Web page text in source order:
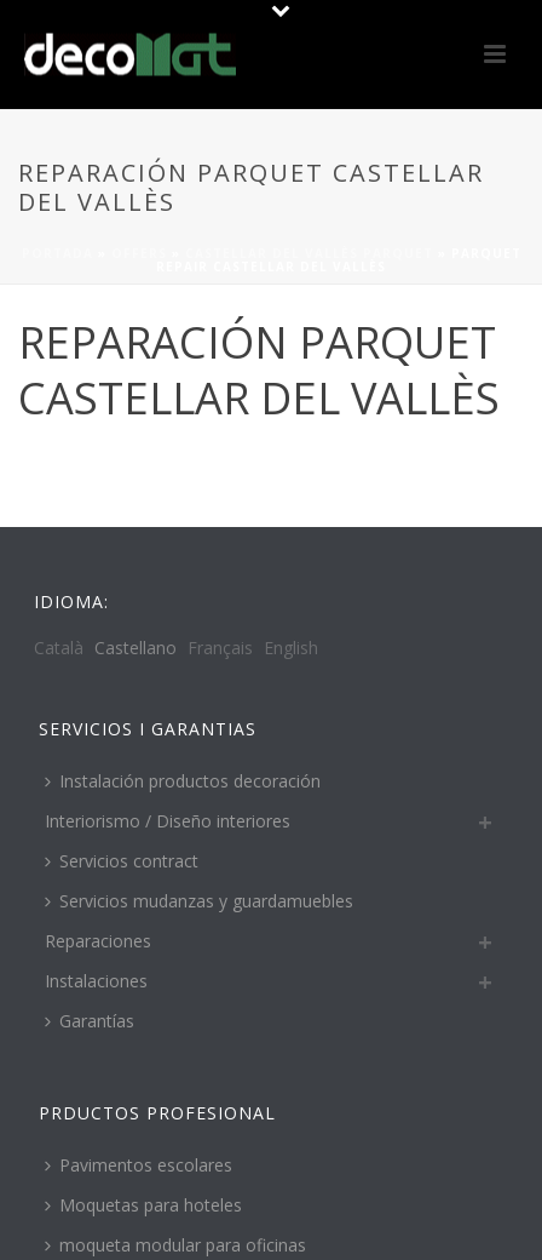
REPARACIÓN PARQUET CASTELLAR
DEL VALLÈS
REPARACIÓN PARQUET
CASTELLAR DEL VALLÈS
IDIOMA:
Català Castellano Français English
SERVICIOS I GARANTIAS
Instalación productos decoración
Interiorismo / Diseño interiores
Servicios contract
Servicios mudanzas y guardamuebles
Reparaciones
Instalaciones
Garantías
PRDUCTOS PROFESIONAL
Pavimentos escolares
Moquetas para hoteles
moqueta modular para oficinas